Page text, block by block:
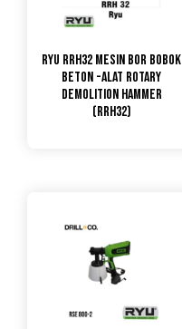
RYU RRH32 MESIN BOR BOBOK
BETON -ALAT ROTARY
DEMOLITION HAMMER
(RRH32)